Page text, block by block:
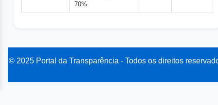
70%
© 2025 Portal da Transparência - Todos os direitos